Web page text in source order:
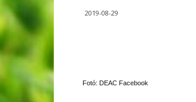
2019-08-29
Fotó: DEAC Facebook